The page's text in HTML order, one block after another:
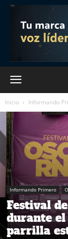
Inicio Informando
Informando Primero
Festival
durante el
parrilla